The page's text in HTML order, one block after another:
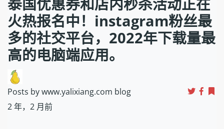
火热报名中！instagram粉丝最
多的社交平台，2022年下载量最
高的电脑端应用。
Posts by www.yalixiang.com blog
2 年，2 月前